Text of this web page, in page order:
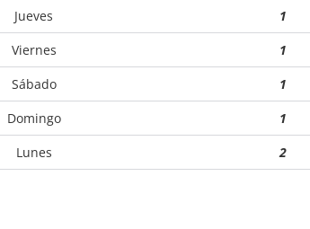
Jueves
1
Viernes
1
Sábado
1
Domingo
1
Lunes 2